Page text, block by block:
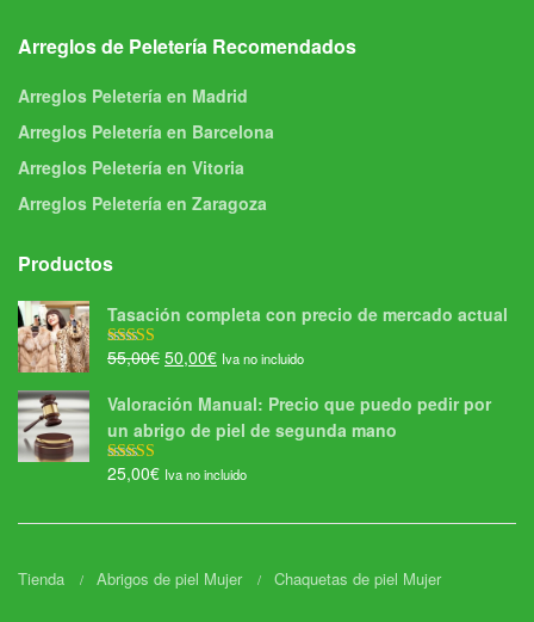
Arreglos de Peletería Recomendados
Arreglos Peletería en Madrid
Arreglos Peletería en Barcelona
Arreglos Peletería en Vitoria
Arreglos Peletería en Zaragoza
Productos
Tasación completa con precio de mercado actual
Valorado con
55,00€ El
original
era:
50,00€El
actual
es:
Iva no incluido
Valoración Manual: Precio que puedo pedir por
un abrigo de piel de segunda mano
Valorado con
25,00€ Iva no incluido
Tienda Abrigos de piel Mujer Chaquetas de piel Mujer